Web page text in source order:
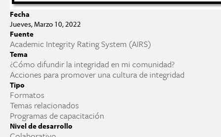
Fecha
Jueves, Marzo 10, 2022
Fuente
Academic Integrity Rating System (AIRS)
Tema
¿Cómo difundir la integridad en mi comunidad?
Acciones para promover una cultura de integridad
Tipo
Formatos
Temas relacionados
Programas de capacitación
Nivel de desarrollo